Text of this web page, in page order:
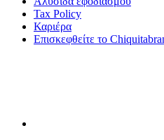
Tax Policy
Καριέρα
Επισκεφθείτε το